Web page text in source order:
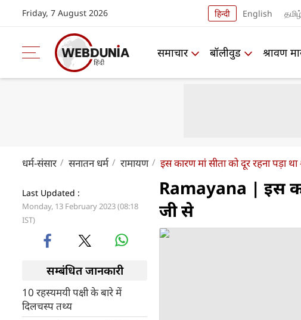
Friday, 7 August 2026 हिन्दी English
समाचार बॉलीवुड श्रावण
धर्म-संसार सनातन धर्म रामायण इस कारण मां सीता को दूर रहना पड़ा था
Last Updated :
Monday, 13 February 2023 (08:18
IST)
सम्बंधित जानकारी
10 रहस्यमयी पक्षी के बारे में
दिलचस्प तथ्य
Ramayana | इस
जी से